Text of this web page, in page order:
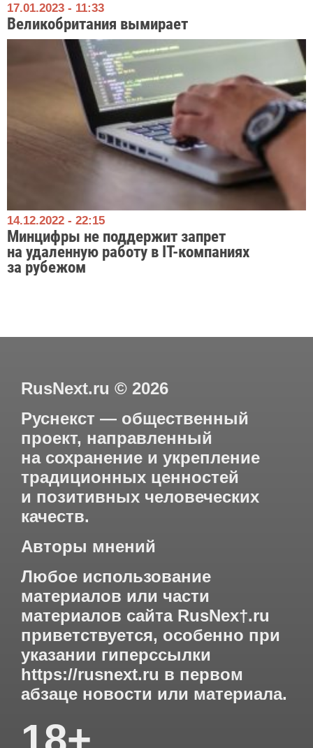
17.01.2023 - 11:33
Великобритания вымирает
14.12.2022 - 22:15
Минцифры не поддержит запрет
на удаленную работу в IT-компаниях
за рубежом
RusNext.ru © 2026
Руснекст — общественный
проект, направленный
на сохранение и укрепление
традиционных ценностей
и позитивных человеческих
качеств.
Авторы мнений
Любое использование
материалов или части
материалов сайта RusNex†.ru
приветствуется, особенно при
указании гиперссылки
https://rusnext.ru в первом
абзаце новости или материала.